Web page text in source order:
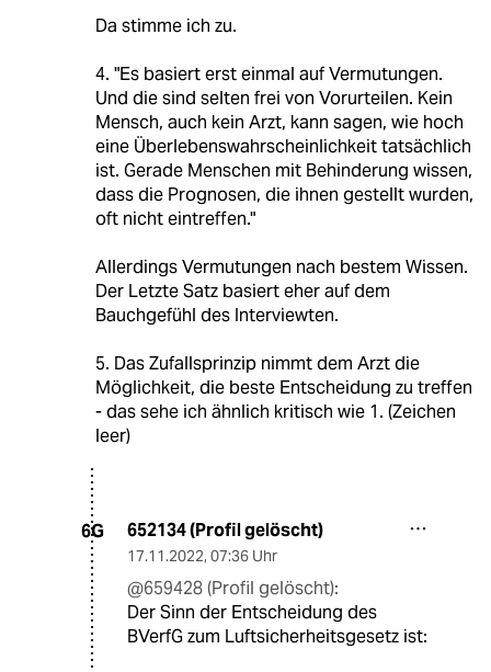
Da stimme ich zu.
4. "Es basiert erst einmal auf Vermutungen.
Und die sind selten frei von Vorurteilen. Kein
Mensch, auch kein Arzt, kann sagen, wie hoch
eine Überlebenswahrscheinlichkeit tatsächlich
ist. Gerade Menschen mit Behinderung wissen,
dass die Prognosen, die ihnen gestellt wurden,
oft nicht eintreffen."
Allerdings Vermutungen nach bestem Wissen.
Der Letzte Satz basiert eher auf dem
Bauchgefühl des Interviewten.
5. Das Zufallsprinzip nimmt dem Arzt die
Möglichkeit, die beste Entscheidung zu treffen
- das sehe ich ähnlich kritisch wie 1. (Zeichen
leer)
6G 652134 (Profil gelöscht)
17.11.2022, 07:36 Uhr
@659428 (Profil gelöscht):
Der Sinn der Entscheidung des
BVerfG zum Luftsicherheitsgesetz ist: